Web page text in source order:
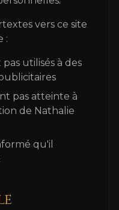
vers ce site
:
utilisés à des
pas atteinte à
de Nathalie
qu'il